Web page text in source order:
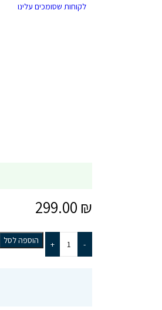
לקוחות שסומכים עלינו
299.00₪
-
+ הוספה לסל